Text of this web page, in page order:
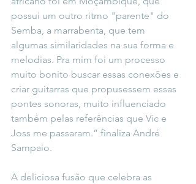
possui um outro ritmo "parente" do
Semba, a marrabenta, que tem
algumas similaridades na sua forma e
melodias. Pra mim foi um processo
muito bonito buscar essas conexões e
criar guitarras que propusessem essas
pontes sonoras, muito influenciado
também pelas referências que Vic e
Joss me passaram.” finaliza André
Sampaio.
A deliciosa fusão que celebra as